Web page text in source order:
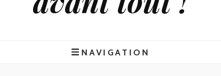
NAVIGATION